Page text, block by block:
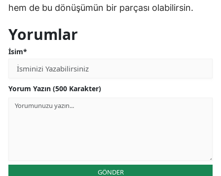
hem de bu dönüşümün bir parçası olabilirsin.
Yorumlar
İsim*
Yorum Yazın (500 Karakter)
GÖNDER